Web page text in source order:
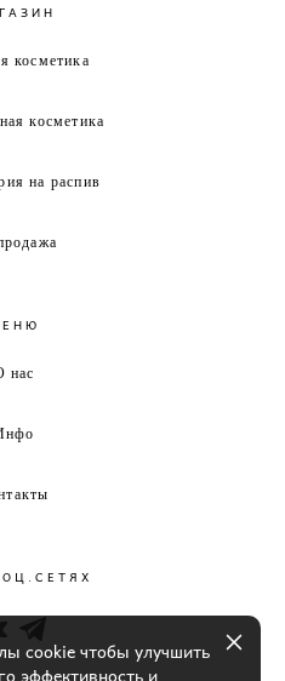
косметика
косметика
на распив
нас
cookie чтобы улучшить
эффективность и